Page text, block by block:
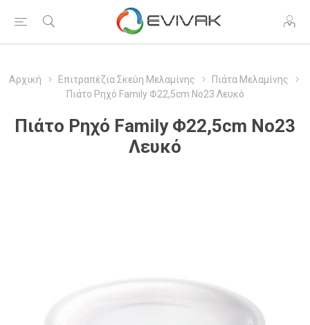
Αρχική Επιτραπέζια Σκεύη Μελαμίνης
Πιάτα Μελαμίνης
Πιάτο Ρηχό Family Φ22,5cm Νο23 Λευκό
Πιάτο Ρηχό Family Φ22,5cm Νο23
Λευκό